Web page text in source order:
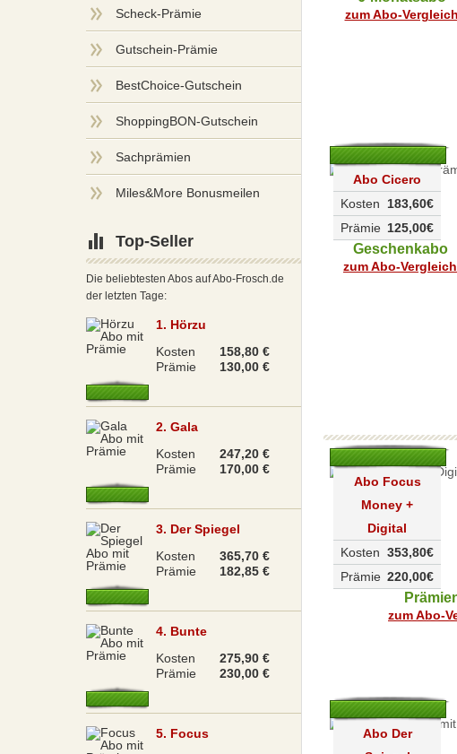
zum Abo-Vergleich
Abo Cicero
183,60€
Kosten
125,00€
Prämie
Geschenkabo
zum Abo-Vergleich
Abo Focus
Money +
Digital
353,80€
Kosten
220,00€
Prämie
zum Abo-
Abo Der
Scheck-Prämie
Gutschein-Prämie
BestChoice-Gutschein
ShoppingBON-Gutschein
Sachprämien
Miles&More Bonusmeilen
Top-Seller
Die beliebtesten Abos auf Abo-Frosch.de
der letzten Tage:
1. Hörzu
Kosten
158,80 €
Prämie
130,00 €
2. Gala
Kosten
247,20 €
Prämie
170,00 €
3. Der Spiegel
Kosten
365,70 €
Prämie
182,85 €
4. Bunte
Kosten
275,90 €
Prämie
230,00 €
5. Focus